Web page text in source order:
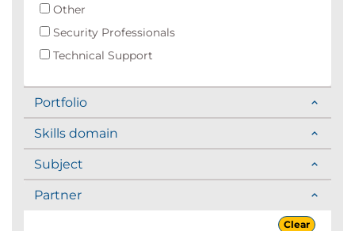
Other
Security Professionals
Technical Support
Portfolio
Skills domain
Subject
Partner
Clear